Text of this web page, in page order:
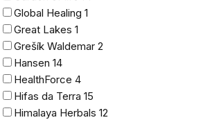
Global Healing 1
Great Lakes 1
Grešík Waldemar 2
Hansen 14
HealthForce 4
Hifas da Terra 15
Himalaya Herbals 12